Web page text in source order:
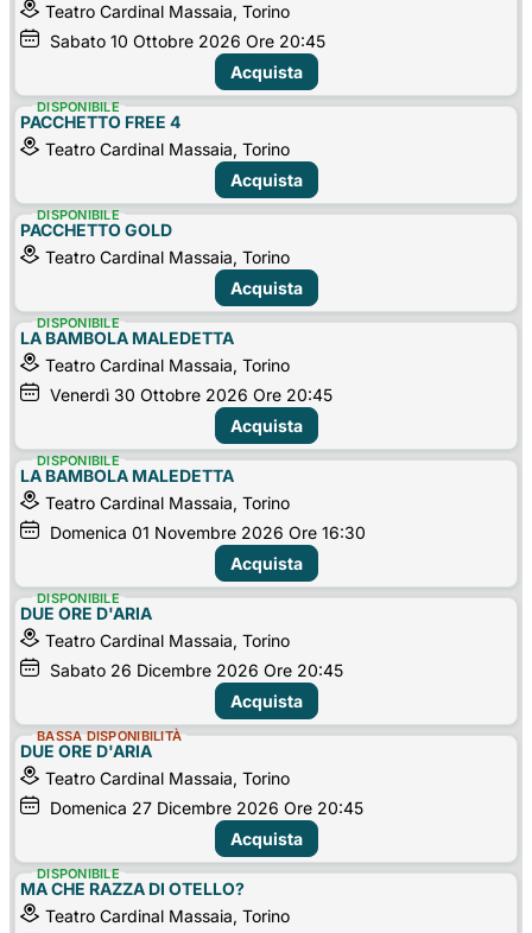
Teatro Cardinal Massaia, Torino
Sabato 10 Ottobre 2026 Ore 20:45
Acquista
PACCHETTO FREE 4
Teatro Cardinal Massaia, Torino
DISPONIBILE
Acquista
PACCHETTO GOLD
Teatro Cardinal Massaia, Torino
DISPONIBILE
Acquista
LA BAMBOLA MALEDETTA
Teatro Cardinal Massaia, Torino
Venerdì 30 Ottobre 2026 Ore 20:45
DISPONIBILE
Acquista
LA BAMBOLA MALEDETTA
Teatro Cardinal Massaia, Torino
Domenica 01 Novembre 2026 Ore 16:30
DISPONIBILE
Acquista
DUE ORE D'ARIA
Teatro Cardinal Massaia, Torino
Sabato 26 Dicembre 2026 Ore 20:45
DISPONIBILE
Acquista
DUE ORE D'ARIA
Teatro Cardinal Massaia, Torino
Domenica 27 Dicembre 2026 Ore 20:45
BASSA DISPONIBILITÀ
Acquista
MA CHE RAZZA DI OTELLO?
Teatro Cardinal Massaia, Torino
DISPONIBILE